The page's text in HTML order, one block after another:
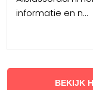
informatie en n...
BEKIJK